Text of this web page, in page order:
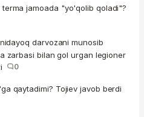
jamoada "yo'qolib qoladi"?
darvozani munosib
zarbasi bilan gol urgan legioner
0
qaytadimi? Tojiev javob berdi